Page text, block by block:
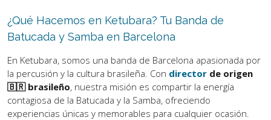
¿Qué Hacemos en Ketubara? Tu Banda de
Batucada y Samba en Barcelona
En Ketubara, somos una banda de Barcelona apasionada por
la percusión y la cultura brasileña. Con director de origen
🇧🇷 brasileño, nuestra misión es compartir la energía
contagiosa de la Batucada y la Samba, ofreciendo
experiencias únicas y memorables para cualquier ocasión.